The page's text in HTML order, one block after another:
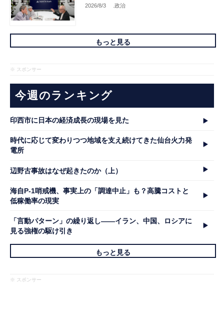
2026/8/3 .政治
もっと見る
※ スポンサー
今週のランキング
印西市に日本の経済成長の現場を見た
時代に応じて変わりつつ地域を支え続けてきた仙台火力発
電所
辺野古事故はなぜ起きたのか（上）
海自P-1哨戒機、事実上の「調達中止」も？高騰コストと
低稼働率の現実
「言動パターン」の繰り返し――イラン、中国、ロシアに
見る強権の駆け引き
もっと見る
※ スポンサー